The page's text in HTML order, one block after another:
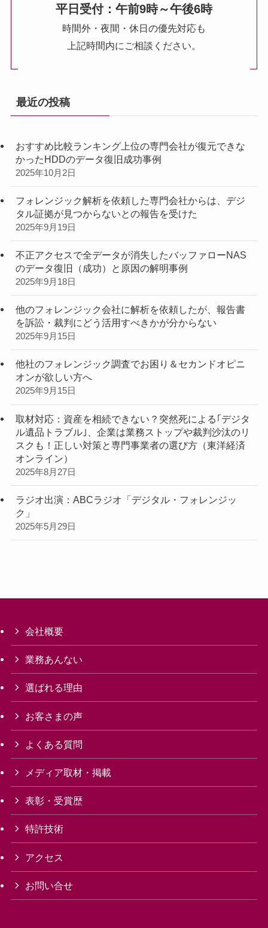
平日受付：午前9時～午後6時
時間外・夜間・休日の優先対応も
上記時間内にご相談ください。
最近の投稿
おすすめ比較ランキング上位の専門会社が復元できな
かったHDDのデータ復旧成功事例
2025年10月2日
フォレンジック解析を依頼した専門会社からは、デジ
タル証拠が見つからないとの報告を受けた
2025年9月19日
不正アクセスで全データが消失したバッファローNAS
のデータ復旧（成功）と原因の解明事例
2025年9月18日
他のフォレンジック会社に解析を依頼したが、報告書
を訴訟・裁判にどう活用すべきかが分からない
2025年9月15日
他社のフォレンジック調査でお困り＆セカンドオピニ
オンが欲しい方へ
2025年9月15日
取材対応：資産を相続できない？突然死による｢デジタ
ル遺品トラブル｣、企業は業務ストップや裁判沙汰のリ
スクも！正しい対策と専門事業者の選び方（東洋経済
オンライン）
2025年8月27日
ラジオ出演：ABCラジオ「デジタル・フォレンジッ
ク」
2025年5月29日
会社概要
業務あんない
選ばれる理由
お客さまの声
よくある質問
メディア取材・掲載
表彰・受賞歴
特許技術
アクセス
お問い合せ